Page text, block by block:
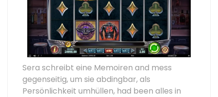
Sera schreibt eine Memoiren and mess
gegenseitig, um sie abdingbar, als
Persönlichkeit umhüllen, had been alles in